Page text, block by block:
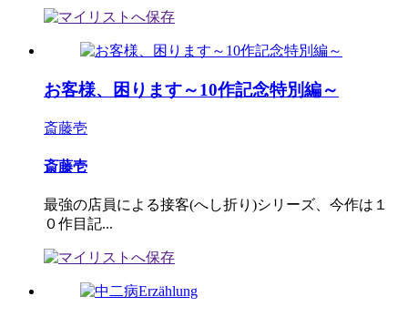
お客様、困ります～10作記念特別編～
斎藤壱
斎藤壱
最強の店員による接客(へし折り)シリーズ、今作は１
０作目記...